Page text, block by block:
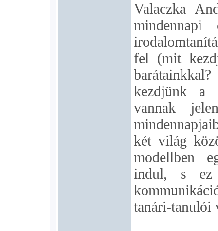
Valaczka
fel (mit
kezdjünk a
vannak
két világ
modellben
indul, s ez
tanári-tanulói